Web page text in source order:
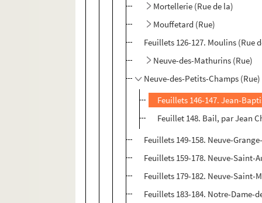
Mortellerie (Rue de la)
Mouffetard (Rue)
Feuillets 126-127. Moulins (Rue
Neuve-des-Mathurins (Rue)
Neuve-des-Petits-Champs (Rue)
Feuillets 146-147. Jean-
Feuillet 148. Bail, par Jean
Feuillets 149-158. Neuve-
Feuillets 159-178. Neuve-Saint-
Feuillets 179-182. Neuve-Saint-
Feuillets 183-184. Notre-Dame-